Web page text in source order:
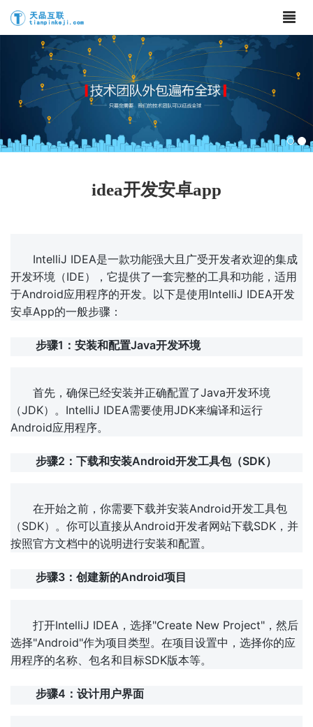
idea开发安卓app
IntelliJ IDEA是一款功能强大且广受开发者欢迎的集成
开发环境（IDE），它提供了一套完整的工具和功能，适用
于Android应用程序的开发。以下是使用IntelliJ IDEA开发
安卓App的一般步骤：
步骤1：安装和配置Java开发环境
首先，确保已经安装并正确配置了Java开发环境
（JDK）。IntelliJ IDEA需要使用JDK来编译和运行
Android应用程序。
步骤2：下载和安装Android开发工具包（SDK）
在开始之前，你需要下载并安装Android开发工具包
（SDK）。你可以直接从Android开发者网站下载SDK，并
按照官方文档中的说明进行安装和配置。
步骤3：创建新的Android项目
打开IntelliJ IDEA，选择"Create New Project"，然后
选择"Android"作为项目类型。在项目设置中，选择你的应
用程序的名称、包名和目标SDK版本等。
步骤4：设计用户界面